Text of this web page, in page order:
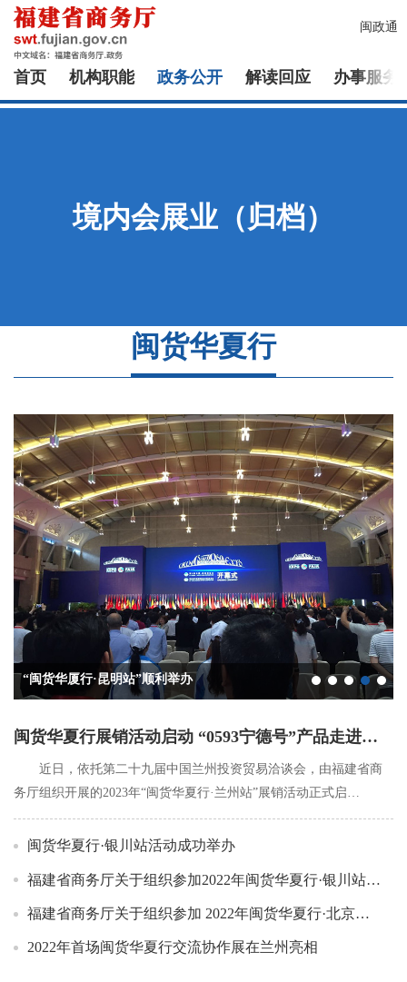
闽政通
首页 机构职能 政务公开 解读回应 办事服务
境内会展业（归档）
闽货华夏行
“闽货华厦行·昆明站”顺利举办
闽货华夏行展销活动启动 “0593宁德号”产品走进兰州
近日，依托第二十九届中国兰州投资贸易洽谈会，由福建省商
务厅组织开展的2023年“闽货华夏行·兰州站”展销活动正式启
动。“0593宁德号”区域公用品牌产品在展会一经亮...
闽货华夏行·银川站活动成功举办
福建省商务厅关于组织参加2022年闽货华夏行·银川站展销活动的通知
福建省商务厅关于组织参加 2022年闽货华夏行·北京站展销活动的通知
2022年首场闽货华夏行交流协作展在兰州亮相